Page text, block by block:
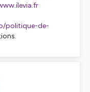
politique-de-